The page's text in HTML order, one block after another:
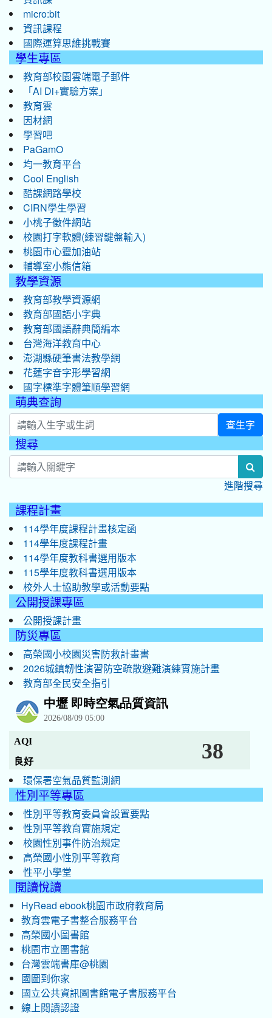
micro:bit
資訊課程
國際運算思維挑戰賽
學生專區
教育部校園雲端電子郵件
「AI Di+實驗方案」
教育雲
因材網
學習吧
PaGamO
均一教育平台
Cool English
酷課網路學校
CIRN學生學習
小桃子徵件網站
校園打字軟體(練習鍵盤輸入)
桃園市心靈加油站
輔導室小熊信箱
教學資源
教育部教學資源網
教育部國語小字典
教育部國語辭典簡編本
台灣海洋教育中心
澎湖縣硬筆書法教學網
花蓮字音字形學習網
國字標準字體筆順學習網
萌典查詢
查生字
搜尋
進階搜尋
課程計畫
114學年度課程計畫核定函
114學年度課程計畫
114學年度教科書選用版本
115學年度教科書選用版本
校外人士協助教學或活動要點
公開授課專區
公開授課計畫
防災專區
高榮國小校園災害防救計畫書
2026城鎮韌性演習防空疏散避難演練實施計畫
教育部全民安全指引
環保署空氣品質監測網
性別平等專區
性別平等教育委員會設置要點
性別平等教育實施規定
校園性別事件防治規定
高榮國小性別平等教育
性平小學堂
閱讀悅讀
HyRead ebook桃園市政府教育局
教育雲電子書整合服務平台
高榮國小圖書館
桃園市立圖書館
台灣雲端書庫@桃園
國圖到你家
國立公共資訊圖書館電子書服務平台
線上閱讀認證